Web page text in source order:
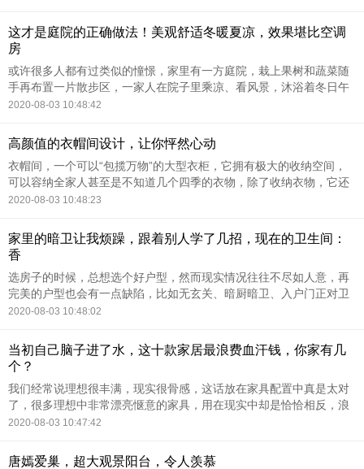
这才是庭院的正确做法！美观舒适冬暖夏凉，效果堪比空调
房
或许很多人都有过类似的憧憬，家里有一方庭院，栽上果树和蔬菜随
手再布置一片散步区，一家人在院子里乘凉、看风景，沐浴着冬日午
后的阳光聊天晒太阳，多么悠闲而惬意的画面。但事实上很多老式庭
2020-08-03 10:48:42
高颜值的衣帽间设计，让你怦然心动
衣帽间，一个可以“包揽万物”的大型衣柜，它拥有极大的收纳空间，
可以容纳全家人甚至是不知道几个四季的衣物，除了收纳衣物，它还
可以储藏鞋子、箱包、饰品、床上用品等等，为杂乱繁多的衣物提供
2020-08-03 10:48:23
家里的暗卫让我烦躁，跟着别人学了几招，现在的卫生间：
香
选房子的时候，总想选个好户型，然而现实情况往往不尽如人意，再
完美的户型也会有一点缺陷，比如无玄关、暗厨暗卫、入户门正对卫
生间、层高低等问题。我家房子唯一的缺憾就是有一个暗卫，通风
2020-08-03 10:48:02
当初自己脑子进了水，这十款家居最浪费血汗钱，你家有几
个？
我们经常说理想很丰满，现实很骨感，这话放在家具配置中真是太对
了，很多理想中非常漂亮惬意的家具，用在现实中却是恰恰相反，浪
费血汗钱不说，还一点儿都不实用，新鲜期过后就扔都没地方扔了。
2020-08-03 10:47:42
唐嫣爱巢，超大观景阳台，令人羡慕